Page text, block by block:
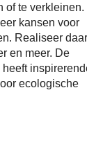
of te verkleinen.
kansen voor
Realiseer daar
en meer. De
ecologische